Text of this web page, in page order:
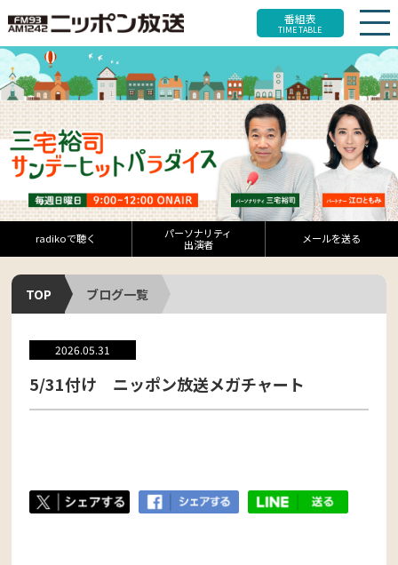
番組表
TIME TABLE
radikoで聴く
パーソナリティ
出演者
メールを送る
TOP ブログ一覧
2026.05.31
5/31付け ニッポン放送メガチャート